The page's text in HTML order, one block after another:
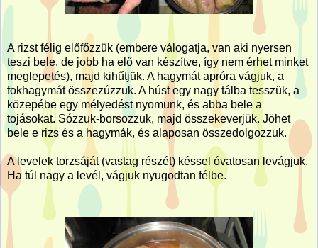
A rizst félig előfőzzük (embere válogatja, van aki nyersen
teszi bele, de jobb ha elő van készítve, így nem érhet minket
meglepetés), majd kihűtjük. A hagymát apróra vágjuk, a
fokhagymát összezúzzuk. A húst egy nagy tálba tesszük, a
közepébe egy mélyedést nyomunk, és abba bele a
tojásokat. Sózzuk-borsozzuk, majd összekeverjük. Jöhet
bele e rizs és a hagymák, és alaposan összedolgozzuk.
A levelek torzsáját (vastag részét) késsel óvatosan levágjuk.
Ha túl nagy a levél, vágjuk nyugodtan félbe.